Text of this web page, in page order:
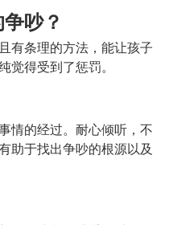
吵？
有条理的方法，能让孩子
觉得受到了惩罚。
情的经过。耐心倾听，不
助于找出争吵的根源以及